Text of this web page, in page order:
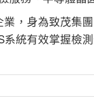
，身為致茂集
統有效掌握檢